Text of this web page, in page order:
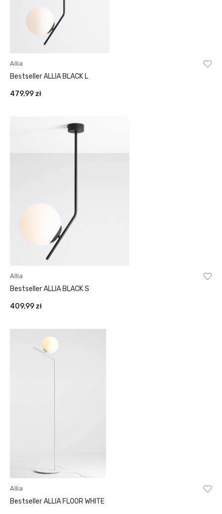
Allia
Bestseller ALLIA BLACK L
479,99 zł
Allia
Bestseller ALLIA BLACK S
409,99 zł
Allia
Bestseller ALLIA FLOOR WHITE